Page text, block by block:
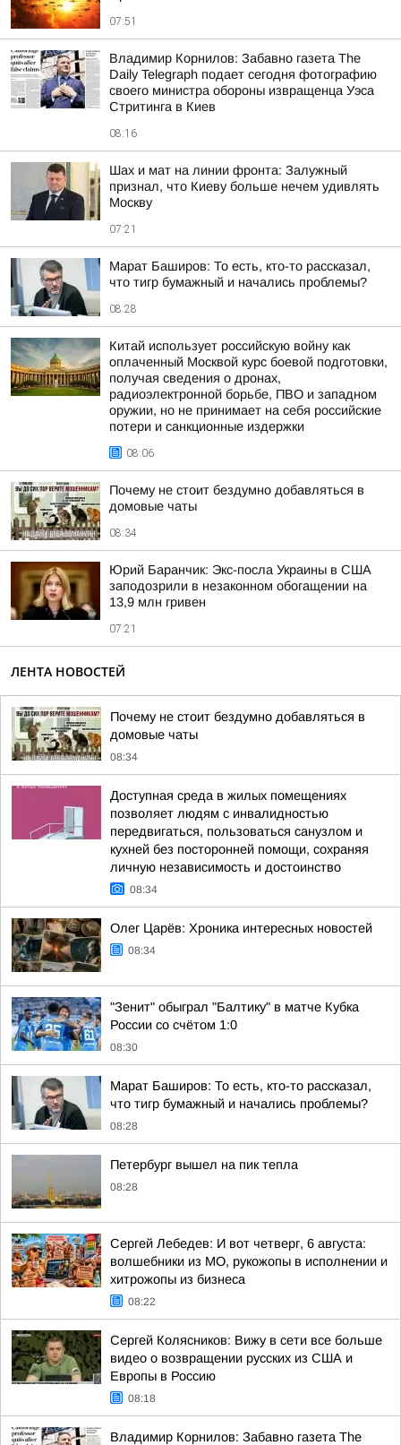
07:51
Владимир Корнилов: Забавно газета The
Daily Telegraph подает сегодня фотографию
своего министра обороны извращенца Уэса
Стритинга в Киев
08:16
Шах и мат на линии фронта: Залужный
признал, что Киеву больше нечем удивлять
Москву
07:21
Марат Баширов: То есть, кто-то рассказал,
что тигр бумажный и начались проблемы?
08:28
Китай использует российскую войну как
оплаченный Москвой курс боевой подготовки,
получая сведения о дронах,
радиоэлектронной борьбе, ПВО и западном
оружии, но не принимает на себя российские
потери и санкционные издержки
08:06
Почему не стоит бездумно добавляться в
домовые чаты
08:34
Юрий Баранчик: Экс-посла Украины в США
заподозрили в незаконном обогащении на
13,9 млн гривен
07:21
ЛЕНТА НОВОСТЕЙ
Почему не стоит бездумно добавляться в
домовые чаты
08:34
Доступная среда в жилых помещениях
позволяет людям с инвалидностью
передвигаться, пользоваться санузлом и
кухней без посторонней помощи, сохраняя
личную независимость и достоинство
08:34
Олег Царёв: Хроника интересных новостей
08:34
"Зенит" обыграл "Балтику" в матче Кубка
России со счётом 1:0
08:30
Марат Баширов: То есть, кто-то рассказал,
что тигр бумажный и начались проблемы?
08:28
Петербург вышел на пик тепла
08:28
Сергей Лебедев: И вот четверг, 6 августа:
волшебники из МО, рукожопы в исполнении и
хитрожопы из бизнеса
08:22
Сергей Колясников: Вижу в сети все больше
видео о возвращении русских из США и
Европы в Россию
08:18
Владимир Корнилов: Забавно газета The